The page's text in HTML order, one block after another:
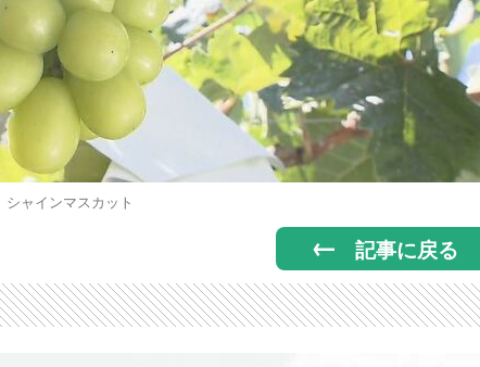
シャインマスカット
記事に戻る